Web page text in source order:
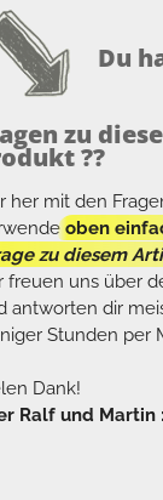
Du
zu
??
her mit den
oben
zu diesem
freuen uns über
antworten dir
Stunden per
Dank!
Ralf und Martin